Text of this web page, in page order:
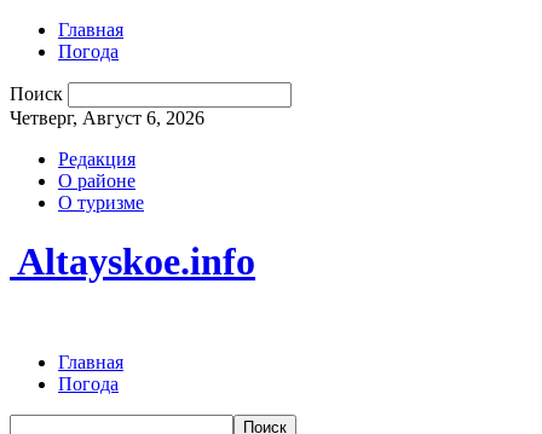
Главная
Погода
Поиск
Четверг, Август 6, 2026
Редакция
О районе
О туризме
Altayskoe.info
Главная
Погода